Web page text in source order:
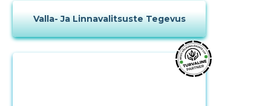
Valla- Ja Linnavalitsuste Tegevus